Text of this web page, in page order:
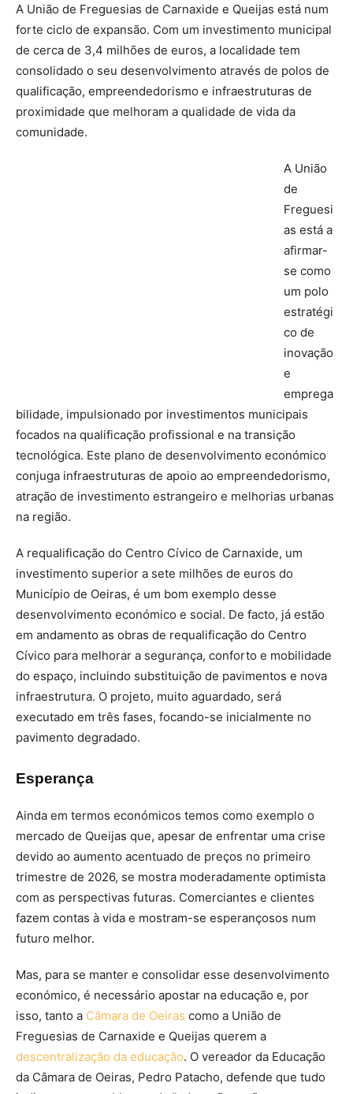
A União de Freguesias de Carnaxide e Queijas está num
forte ciclo de expansão. Com um investimento municipal
de cerca de 3,4 milhões de euros, a localidade tem
consolidado o seu desenvolvimento através de polos de
qualificação, empreendedorismo e infraestruturas de
proximidade que melhoram a qualidade de vida da
comunidade.
A União
de
Freguesi
as está a
afirmar-
se como
um polo
estratégi
co de
inovação
e
emprega
bilidade, impulsionado por investimentos municipais
focados na qualificação profissional e na transição
tecnológica. Este plano de desenvolvimento económico
conjuga infraestruturas de apoio ao empreendedorismo,
atração de investimento estrangeiro e melhorias urbanas
na região.
A requalificação do Centro Cívico de Carnaxide, um
investimento superior a sete milhões de euros do
Município de Oeiras, é um bom exemplo desse
desenvolvimento económico e social. De facto, já estão
em andamento as obras de requalificação do Centro
Cívico para melhorar a segurança, conforto e mobilidade
do espaço, incluindo substituição de pavimentos e nova
infraestrutura. O projeto, muito aguardado, será
executado em três fases, focando-se inicialmente no
pavimento degradado.
Esperança
Ainda em termos económicos temos como exemplo o
mercado de Queijas que, apesar de enfrentar uma crise
devido ao aumento acentuado de preços no primeiro
trimestre de 2026, se mostra moderadamente optimista
com as perspectivas futuras. Comerciantes e clientes
fazem contas à vida e mostram-se esperançosos num
futuro melhor.
Mas, para se manter e consolidar esse desenvolvimento
económico, é necessário apostar na educação e, por
isso, tanto a Câmara de Oeiras como a União de
Freguesias de Carnaxide e Queijas querem a
descentralização da educação. O vereador da Educação
da Câmara de Oeiras, Pedro Patacho, defende que tudo